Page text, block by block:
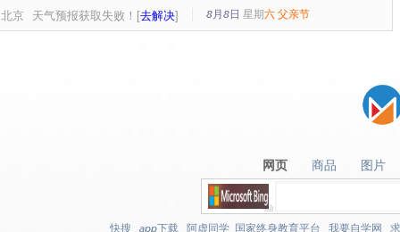
北京 天气预报获取失败！[去解决] 8月8日 星期六 父亲节
网页
网页 商品
商品 图片
图片
快搜 app下载 阿虚同学 国家终身教育平台 我要自学网